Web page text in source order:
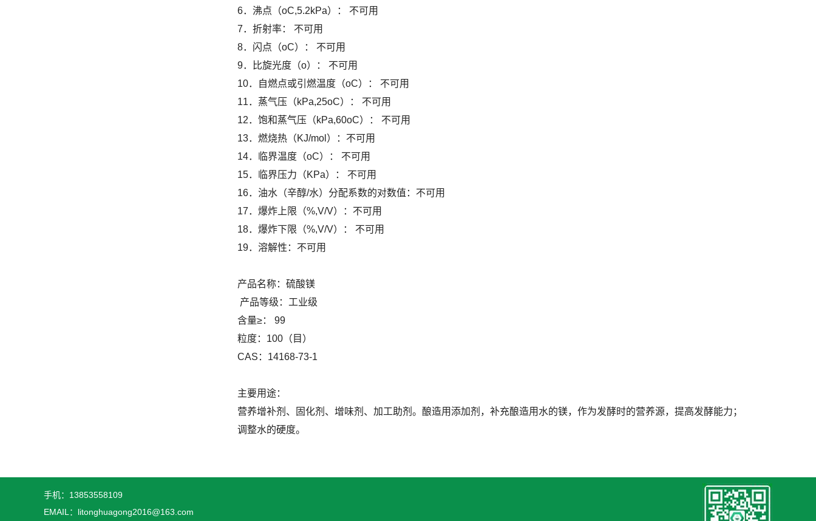
6．沸点（oC,5.2kPa）： 不可用
7．折射率： 不可用
8．闪点（oC）： 不可用
9．比旋光度（o）： 不可用
10．自燃点或引燃温度（oC）： 不可用
11．蒸气压（kPa,25oC）： 不可用
12．饱和蒸气压（kPa,60oC）： 不可用
13．燃烧热（KJ/mol）：不可用
14．临界温度（oC）： 不可用
15．临界压力（KPa）： 不可用
16．油水（辛醇/水）分配系数的对数值：不可用
17．爆炸上限（%,V/V）：不可用
18．爆炸下限（%,V/V）： 不可用
19．溶解性：不可用
产品名称：硫酸镁
产品等级：工业级
含量≥： 99
粒度：100（目）
CAS：14168-73-1
主要用途：
营养增补剂、固化剂、增味剂、加工助剂。酿造用添加剂，补充酿造用水的镁，作为发酵时的营养源，提高发酵能力；
调整水的硬度。
手机：13853558109
EMAIL：litonghuagong2016@163.com